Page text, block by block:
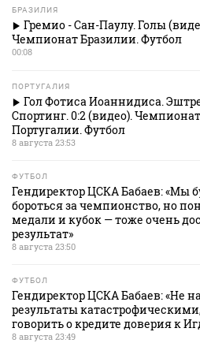
БРАЗИЛИЯ
Гремио - Сан-Паулу. Голы
Чемпионат Бразилии. Футбол
00:08
ПОРТУГАЛИЯ
Гол Фотиса Иоаннидиса.
Спортинг. 0:2 (видео). Чемпионат
Португалии. Футбол
8 августа 23:53
ФУТБОЛ
Гендиректор ЦСКА Бабаев: «Мы
бороться за чемпионство, но
медали и кубок — тоже очень
результат»
8 августа 23:50
ФУТБОЛ
Гендиректор ЦСКА Бабаев: «Не
результаты
говорить о кредите доверия к
8 августа 23:49